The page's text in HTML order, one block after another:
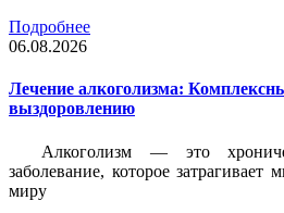
Подробнее
06.08.2026
Лечение алкоголизма:
выздоровлению
Алкоголизм — это
заболевание, которое
миру